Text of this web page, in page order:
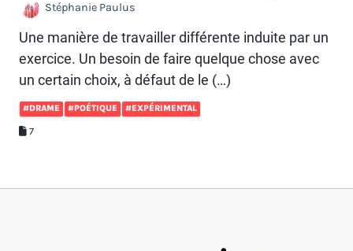
Stéphanie Paulus
Une manière de travailler différente induite par un
exercice. Un besoin de faire quelque chose avec
un certain choix, à défaut de le (…)
#DRAME #POÉTIQUE #EXPÉRIMENTAL
7